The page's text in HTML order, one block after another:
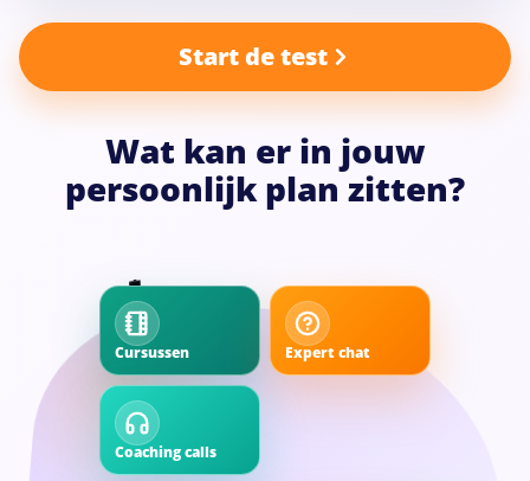
Start de test
Wat kan er in jouw
persoonlijk plan zitten?
Cursussen Expert chat
Coaching calls
S Opvoedexpert
online
ontploft
vaak als ik
nee zeg. Wat